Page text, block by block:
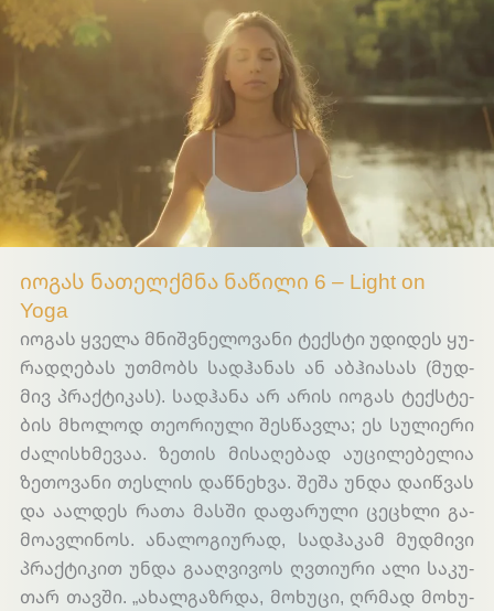
იოგას ნათელქმნა ნაწილი 6 – Light on
Yoga
იო­გას ყვე­ლა მნიშ­ვნე­ლო­ვა­ნი ტექ­სტი უდი­დეს ყუ­
რად­ღე­ბას უთ­მობს სად­ჰა­ნას ან აბ­ჰი­ა­სას (მუდ­
მივ პრაქ­ტი­კას). სად­ჰა­ნა არ არის იო­გას ტექ­სტე­
ბის მხო­ლოდ თე­ო­რი­უ­ლი შეს­წავლა; ეს სუ­ლი­ე­რი
ძა­ლის­ხმე­ვაა. ზე­თის მი­სა­ღე­ბად აუ­ცი­ლე­ბე­ლია
ზე­თო­ვა­ნი თეს­ლის დაწ­ნეხვა. შე­შა უნ­და და­იწ­ვას
და აალ­დეს რა­თა მას­ში და­ფა­რუ­ლი ცეც­ხლი გა­
მო­ავ­ლი­ნოს. ანა­ლო­გი­უ­რად, სად­ჰა­კამ მუდ­მი­ვი
პრაქ­ტი­კით უნ­და გა­აღ­ვი­ვოს ღვთი­უ­რი ალი სა­კუ­
თარ თავ­ში. „ახალ­გაზრდა, მო­ხუ­ცი, ღრმად მო­ხუ­